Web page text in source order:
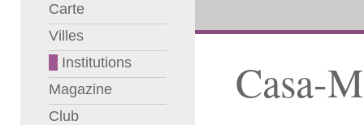
Carte
Villes
Institutions
Magazine
Club
Casa-